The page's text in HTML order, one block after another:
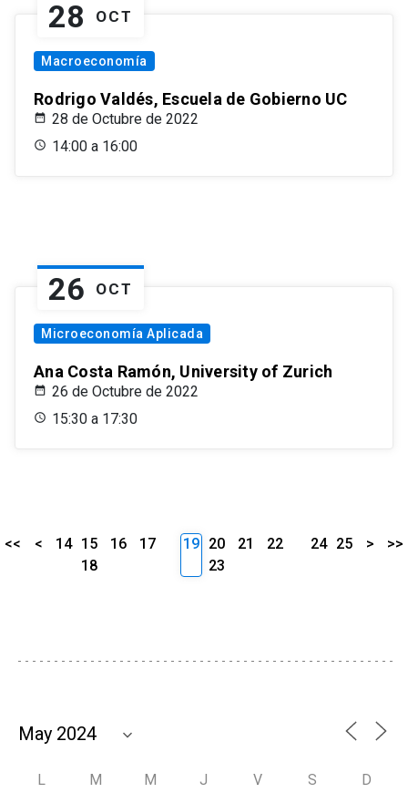
28 OCT
Macroeconomía
Rodrigo Valdés, Escuela de Gobierno UC
28 de Octubre de 2022
14:00 a 16:00
26 OCT
Microeconomía Aplicada
Ana Costa Ramón, University of Zurich
26 de Octubre de 2022
15:30 a 17:30
<< < 14 15 16
17
18
19 20 21
22
23
24 25 > >>
L M M J V S D